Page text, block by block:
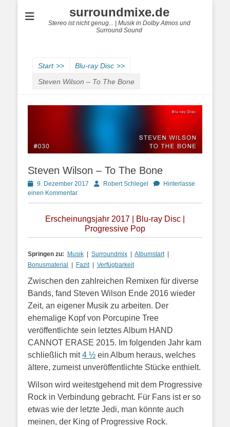
surroundmixe.de
Stereo ist nicht genug... | Musik in Dolby Atmos und
Surround Sound
Start >> Blu-ray Disc >>
Steven Wilson – To The Bone
Steven Wilson – To The Bone
Posted
on
9. Dezember 2017 AutorRobert Schlegel
Hinterlasse
einen Kommentar
Erscheinungsjahr 2017 | Blu-ray Disc |
Progressive Pop
Springen zu: Musik Surroundmix Albumstart|
Bonusmaterial
Fazit| Verfügbarkeit
Zwischen den zahlreichen Remixen für diverse
Bands, fand Steven Wilson Ende 2016 wieder
Zeit, an eigener Musik zu arbeiten. Der
ehemalige Kopf von Porcupine Tree
veröffentlichte sein letztes Album HAND
CANNOT ERASE 2015. Im folgenden Jahr kam
schließlich mit4 ½ ein Album heraus, welches
ältere, zumeist unveröffentlichte Stücke enthielt.
Wilson wird weitestgehend mit dem Progressive
Rock in Verbindung gebracht. Für Fans ist er so
etwas wie der letzte Jedi, man könnte auch
meinen, der King of Progressive Rock.